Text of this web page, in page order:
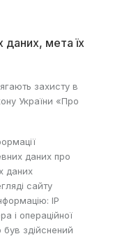
даних, мета їх
захисту в
України «Про
даних про
даних
сайту
IP
і операційної
здійснений